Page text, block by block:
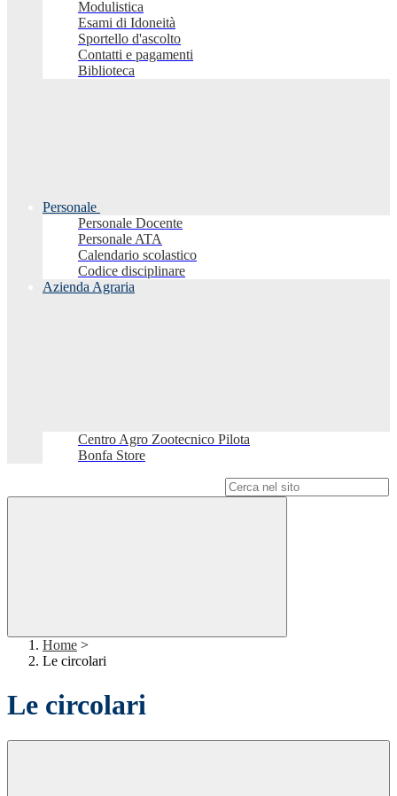
Modulistica
Esami di Idoneità
Sportello d'ascolto
Contatti e pagamenti
Biblioteca
Personale
Personale Docente
Personale ATA
Calendario scolastico
Codice disciplinare
Azienda Agraria
Centro Agro Zootecnico Pilota
Bonfa Store
Home >
Le circolari
Le circolari